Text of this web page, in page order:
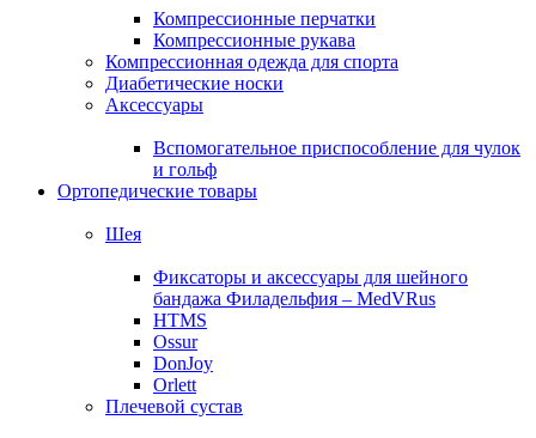
Компрессионные перчатки
Компрессионные рукава
Компрессионная одежда для спорта
Диабетические носки
Аксессуары
Вспомогательное приспособление для чулок
и гольф
Ортопедические товары
Шея
Фиксаторы и аксессуары для шейного
бандажа Филадельфия – MedVRus
HTMS
Ossur
DonJoy
Orlett
Плечевой сустав